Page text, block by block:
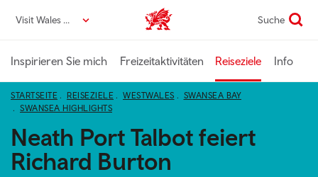
zumVisit Wales DE VisitWales home Suche
Inspirieren Sie mich Freizeitaktivitäten Reiseziele Info
STARTSEITE REISEZIELE WESTWALES
SWANSEA BAY
SWANSEA HIGHLIGHTS
Neath Port Talbot feiert
Richard Burton